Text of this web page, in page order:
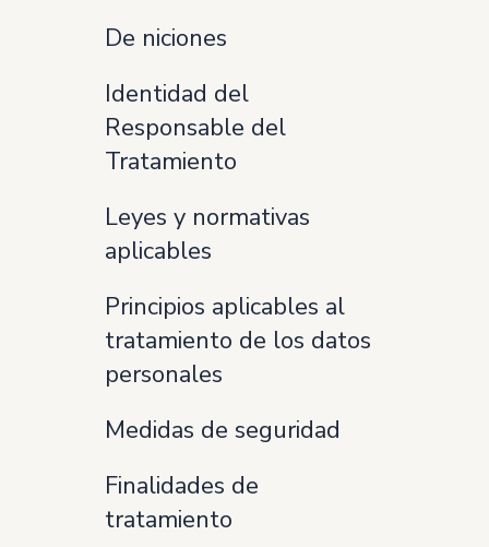
De niciones
Identidad del
Responsable del
Tratamiento
Leyes y normativas
aplicables
Principios aplicables al
tratamiento de los datos
personales
Medidas de seguridad
Finalidades de
tratamiento